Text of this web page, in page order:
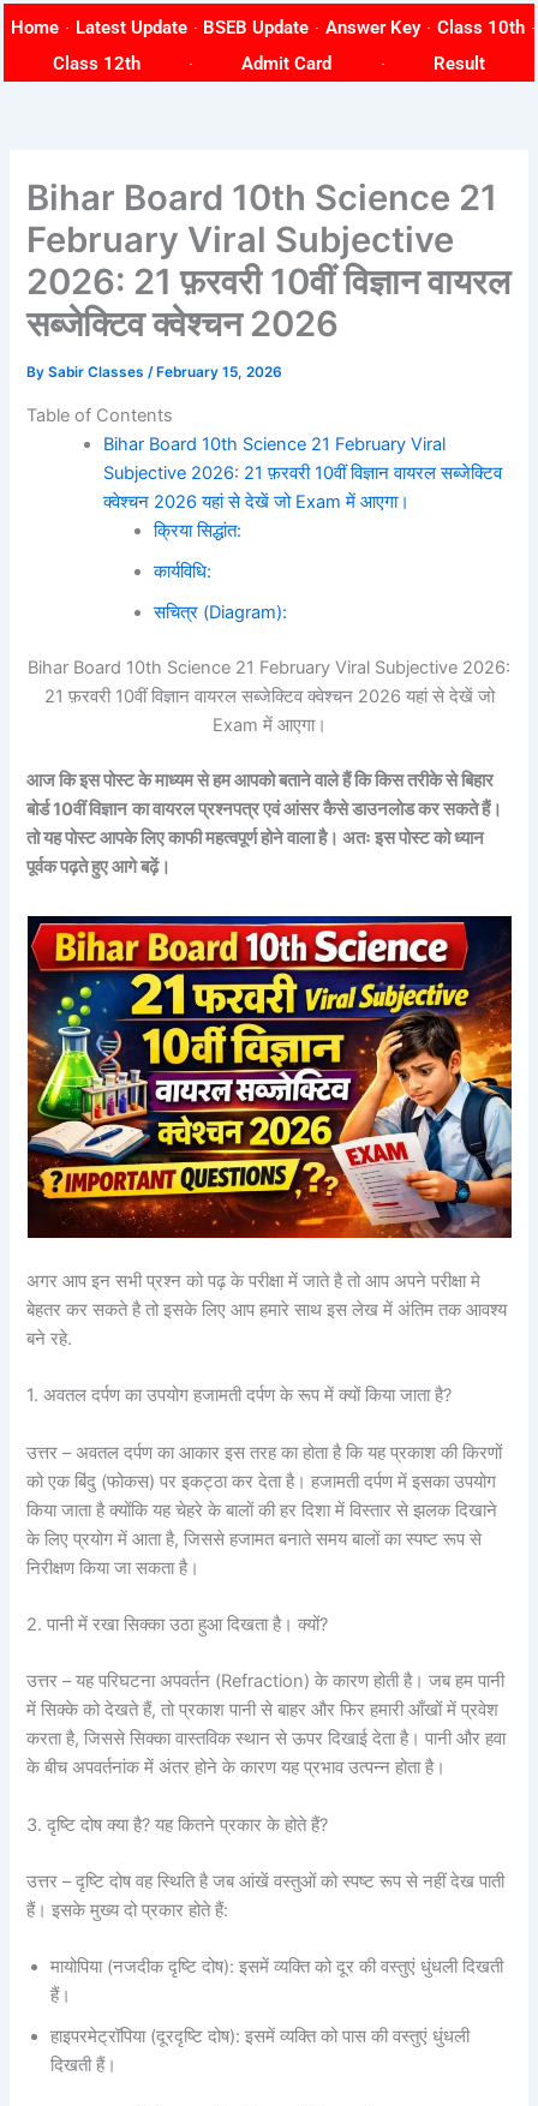
content
Home Latest Update BSEB Update Answer Key
Class 10th
Class 12th
Admit Card Result
Bihar Board 10th Science 21
February Viral Subjective
2026: 21 फ़रवरी 10वीं विज्ञान वायरल
सब्जेक्टिव क्वेश्चन 2026
BySabir Classes/ February 15, 2026
Table of Contents
Bihar Board 10th Science 21 February Viral
Subjective 2026: 21 फ़रवरी 10वीं विज्ञान वायरल सब्जेक्टिव
क्वेश्चन 2026 यहां से देखें जो Exam में आएगा।
क्रिया सिद्धांत:
कार्यविधि:
सचित्र (Diagram):
Bihar Board 10th Science 21 February Viral Subjective 2026:
21 फ़रवरी 10वीं विज्ञान वायरल सब्जेक्टिव क्वेश्चन 2026 यहां से देखें जो
Exam में आएगा।
आज कि इस पोस्ट के माध्यम से हम आपको बताने वाले हैं कि किस तरीके से बिहार
बोर्ड 10वीं विज्ञान का वायरल प्रश्नपत्र एवं आंसर कैसे डाउनलोड कर सकते हैं।
तो यह पोस्ट आपके लिए काफी महत्वपूर्ण होने वाला है। अतः इस पोस्ट को ध्यान
पूर्वक पढ़ते हुए आगे बढ़ें।
अगर आप इन सभी प्रश्न को पढ़ के परीक्षा में जाते है तो आप अपने परीक्षा मे
बेहतर कर सकते है तो इसके लिए आप हमारे साथ इस लेख में अंतिम तक आवश्य
बने रहे.
1. अवतल दर्पण का उपयोग हजामती दर्पण के रूप में क्यों किया जाता है?
उत्तर – अवतल दर्पण का आकार इस तरह का होता है कि यह प्रकाश की किरणों
को एक बिंदु (फोकस) पर इकट्ठा कर देता है। हजामती दर्पण में इसका उपयोग
किया जाता है क्योंकि यह चेहरे के बालों की हर दिशा में विस्तार से झलक दिखाने
के लिए प्रयोग में आता है, जिससे हजामत बनाते समय बालों का स्पष्ट रूप से
निरीक्षण किया जा सकता है।
2. पानी में रखा सिक्का उठा हुआ दिखता है। क्यों?
उत्तर – यह परिघटना अपवर्तन (Refraction) के कारण होती है। जब हम पानी
में सिक्के को देखते हैं, तो प्रकाश पानी से बाहर और फिर हमारी आँखों में प्रवेश
करता है, जिससे सिक्का वास्तविक स्थान से ऊपर दिखाई देता है। पानी और हवा
के बीच अपवर्तनांक में अंतर होने के कारण यह प्रभाव उत्पन्न होता है।
3. दृष्टि दोष क्या है? यह कितने प्रकार के होते हैं?
उत्तर – दृष्टि दोष वह स्थिति है जब आंखें वस्तुओं को स्पष्ट रूप से नहीं देख पाती
हैं। इसके मुख्य दो प्रकार होते हैं:
मायोपिया (नजदीक दृष्टि दोष): इसमें व्यक्ति को दूर की वस्तुएं धुंधली दिखती
हैं।
हाइपरमेट्रॉपिया (दूरदृष्टि दोष): इसमें व्यक्ति को पास की वस्तुएं धुंधली
दिखती हैं।